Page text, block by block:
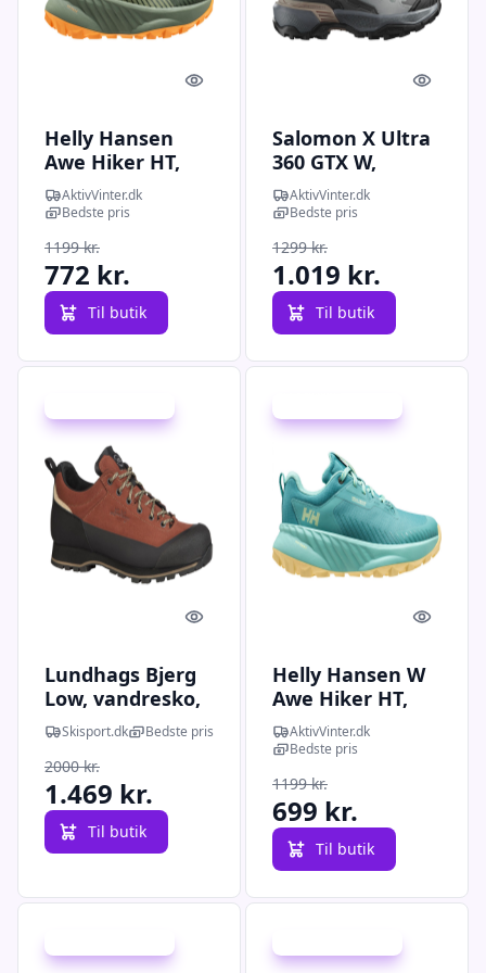
Quick look
Helly Hansen
Awe Hiker HT,
vandresko,
herre,
AktivVinter.dk
Bedste pris
1199 kr.
772 kr.
Til butik
Quick
Salomon X Ultra
360 GTX W,
vandresko,
dame, grøn
AktivVinter.dk
Bedste pris
1299 kr.
1.019 kr.
Til butik
Quick look
Lundhags Bjerg
Low, vandresko,
unisex, brun
Skisport.dk Bedste pris
2000 kr.
1.469 kr.
Til butik
Quick
Helly Hansen W
Awe Hiker HT,
vandresko,
dame, dark
AktivVinter.dk
Bedste pris
1199 kr.
699 kr.
Til butik